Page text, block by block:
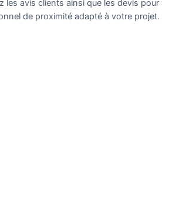
les avis clients ainsi que les devis pour
de proximité adapté à votre projet.